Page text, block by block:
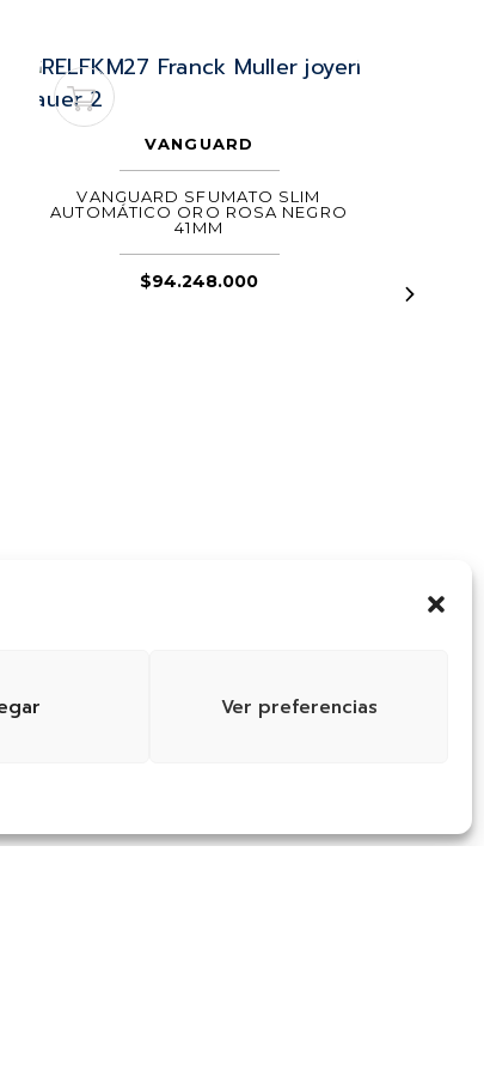
Ver preferencias
VANGUARD
VANGUARD SFUMATO SLIM
AUTOMÁTICO ORO ROSA NEGRO
41MM
$94.248.000